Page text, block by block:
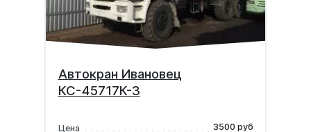
Автокран Ивановец
КС-45717К-3
Цена
3500 руб